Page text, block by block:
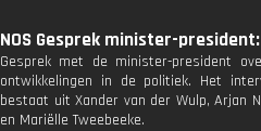
NOS Gesprek minister-
Gesprek met de minister-president
ontwikkelingen in de politiek. Het
bestaat uit Xander van der Wulp, Arjan
en Mariëlle Tweebeeke.